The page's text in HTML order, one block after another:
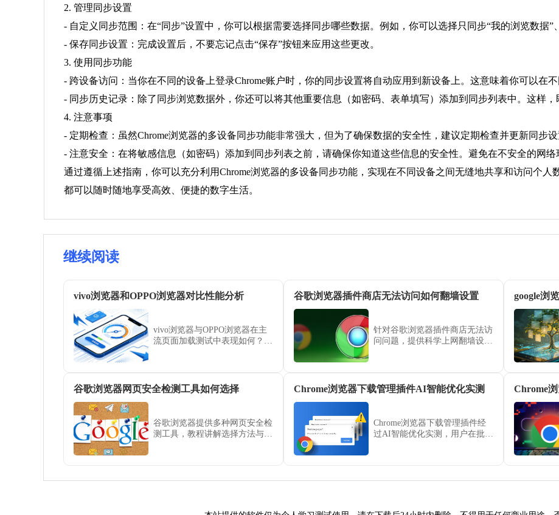
2. 管理同步设置
- 自定义同步范围：在“同步”设置中，你可以根据需要选择同步哪些数据。例如，你可以选择只同步“我的浏览数据”
- 保存同步设置：完成设置后，不要忘记点击“保存”按钮来应用这些更改。
3. 使用同步功能
- 跨设备访问：当你在不同的设备上登录Chrome账户时，你的同步设置将自动应用到新设备上。这意味着你可以在
- 同步历史记录：除了同步浏览数据外，你还可以将其他重要信息（如密码、表单填写）添加到同步列表中。这样，
4. 注意事项
- 定期检查：虽然Chrome浏览器的多设备同步功能非常强大，但为了确保数据的安全性，建议定期检查并更新同步设
- 注意安全：在将敏感信息（如密码）添加到同步列表之前，请确保你知道这些信息的安全性。避免在不安全的网络
通过遵循上述指南，你可以充分利用Chrome浏览器的多设备同步功能，实现在不同设备之间无缝地共享和访问个人
都可以随时随地享受高效、便捷的数字生活。
继续阅读
vivo浏览器和OPPO浏览器对比性能分析
vivo浏览器与OPPO浏览器在主
流页面加载测试中表现如何？本
的硬件需求。
谷歌浏览器插件商店无法访问如何翻墙设置
针对谷歌浏览器插件商店无法访
问问题，提供科学上网翻墙设置
google浏
谷歌浏览器网页安全检测工具如何选择
谷歌浏览器提供多种网页安全检
测工具，教程讲解选择方法与操
Chrome浏览器下载管理插件AI智能优化实测
Chrome浏览器下载管理插件经
过AI智能优化实测，用户在批量